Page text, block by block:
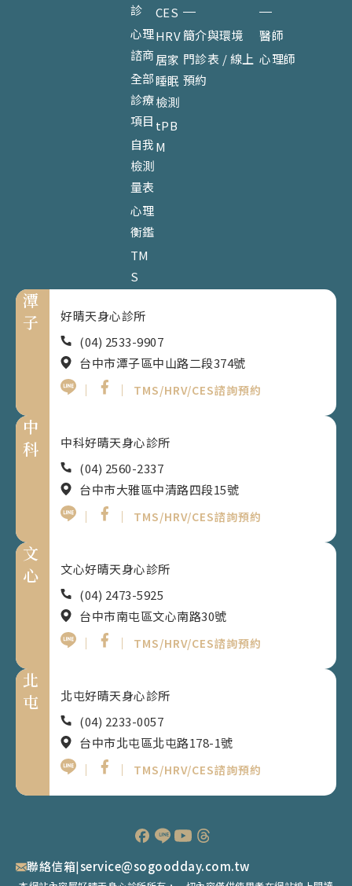
診
心理
諮商
全部
診療
項目
自我
檢測
量表
心理
衡鑑
TM
S
CES
HRV
居家
睡眠
檢測
tPB
M
簡介與環境
門診表 / 線上
預約
醫師
心理師
潭
子
好晴天身心診所
(04) 2533-9907
台中市潭子區中山路二段374號
｜
｜ TMS/HRV/CES諮詢預約
中
科
中科好晴天身心診所
(04) 2560-2337
台中市大雅區中清路四段15號
｜
｜ TMS/HRV/CES諮詢預約
文
心
文心好晴天身心診所
(04) 2473-5925
台中市南屯區文心南路30號
｜
｜ TMS/HRV/CES諮詢預約
北
屯
北屯好晴天身心診所
(04) 2233-0057
台中市北屯區北屯路178-1號
｜
｜ TMS/HRV/CES諮詢預約
聯絡信箱|service@sogoodday.com.tw